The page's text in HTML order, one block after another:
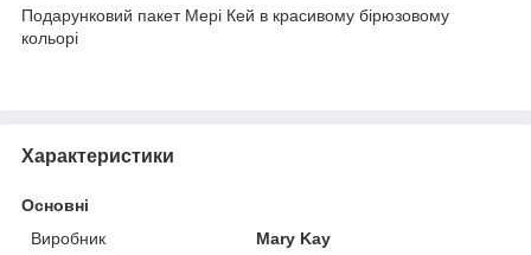
Подарунковий пакет Мері Кей в красивому бірюзовому
кольорі
Характеристики
Основні
Виробник
Mary Kay